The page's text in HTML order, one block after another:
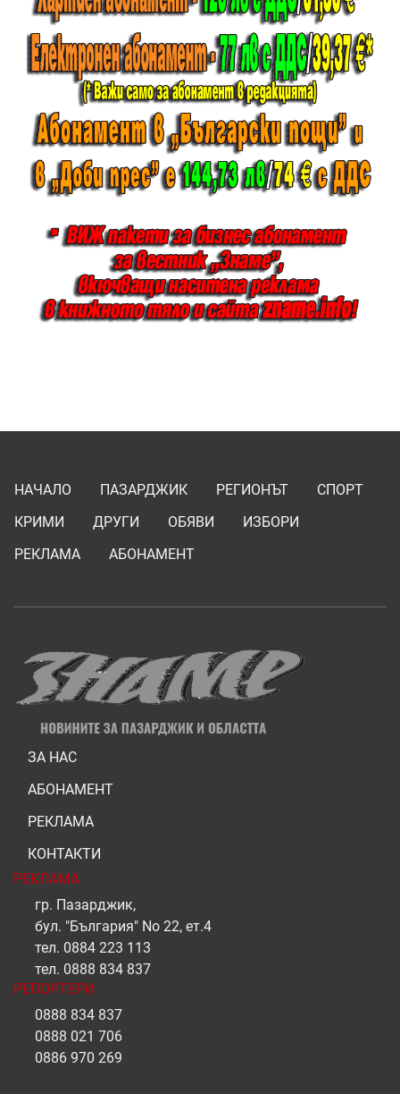
НАЧАЛО ПАЗАРДЖИК РЕГИОНЪТ
СПОРТ
КРИМИ
ДРУГИ ОБЯВИ
ИЗБОРИ
РЕКЛАМА
АБОНАМЕНТ
ЗА НАС
АБОНАМЕНТ
РЕКЛАМА
КОНТАКТИ
РЕКЛАМА
гр. Пазарджик,
бул. "България" No 22, ет.4
тел. 0884 223 113
тел. 0888 834 837
РЕПОРТЕРИ
0888 834 837
0888 021 706
0886 970 269